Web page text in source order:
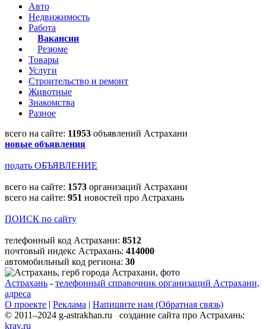
Авто
Недвижимость
Работа
Вакансии
Резюме
Товары
Услуги
Строительство и ремонт
Животные
Знакомства
Разное
всего на сайте: 11953 объявлений Астрахани
новые объявления
подать ОБЪЯВЛЕНИЕ
всего на сайте: 1573 организаций Астрахани
всего на сайте: 951 новостей про Астрахань
ПОИСК по сайту
телефонный код Астрахани: 8512
почтовый индекс Астрахань: 414000
автомобильный код региона: 30
Астрахань - телефонный справочник организаций Астрахани,
адреса
О проекте | Реклама | Напишите нам (Обратная связь)
© 2011–2024 g-astrakhan.ru создание сайта про Астрахань:
krav.ru